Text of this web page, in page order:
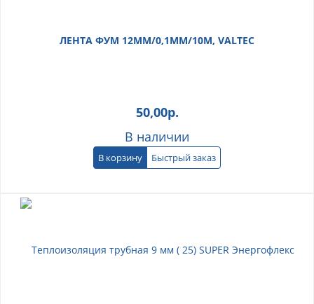
ЛЕНТА ФУМ 12ММ/0,1ММ/10М, VALTEC
50,00р.
В наличии
В корзину Быстрый заказ